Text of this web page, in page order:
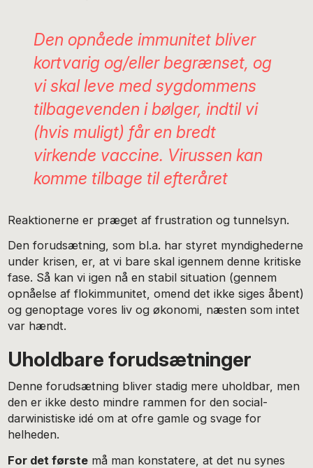
Den opnåede immunitet bliver
kortvarig og/eller begrænset, og
vi skal leve med sygdommens
tilbagevenden i bølger, indtil vi
(hvis muligt) får en bredt
virkende vaccine. Virussen kan
komme tilbage til efteråret
Reaktionerne er præget af frustration og tunnelsyn.
Den forudsætning, som bl.a. har styret myndighederne
under krisen, er, at vi bare skal igennem denne kritiske
fase. Så kan vi igen nå en stabil situation (gennem
opnåelse af flokimmunitet, omend det ikke siges åbent)
og genoptage vores liv og økonomi, næsten som intet
var hændt.
Uholdbare forudsætninger
Denne forudsætning bliver stadig mere uholdbar, men
den er ikke desto mindre rammen for den social-
darwinistiske idé om at ofre gamle og svage for
helheden.
For det første må man konstatere, at det nu synes